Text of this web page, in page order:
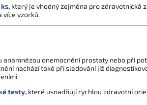
který je vhodný zejména pro zdravotnická
více vzorků.
onemocnění prostaty nebo při
nachází také při sledování již
testy, které usnadňují rychlou zdravotní